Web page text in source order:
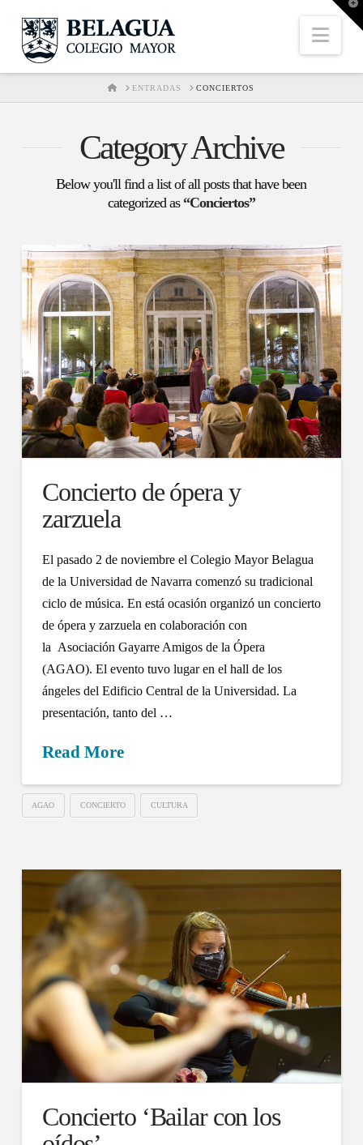
HOMEENTRADAS CONCIERTOS
Category Archive
Below you'll find a list of all posts that have been
categorized as “Conciertos”
Concierto de ópera y
zarzuela
El pasado 2 de noviembre el Colegio Mayor Belagua
de la Universidad de Navarra comenzó su tradicional
ciclo de música. En está ocasión organizó un concierto
de ópera y zarzuela en colaboración con
la Asociación Gayarre Amigos de la Ópera
(AGAO). El evento tuvo lugar en el hall de los
ángeles del Edificio Central de la Universidad. La
presentación, tanto del …
Read More
AGAO CONCIERTO CULTURA
Concierto ‘Bailar con los